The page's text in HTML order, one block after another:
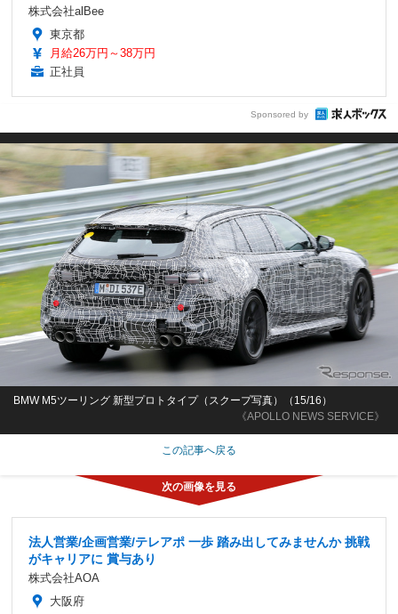
株式会社alBee
東京都
月給26万円～38万円
正社員
Sponsored by
《APOLLO NEWS SERVICE》
BMW M5ツーリング 新型プロトタイプ（スクープ写真）（15/16）
この記事へ戻る
法人営業/企画営業/テレアポ 一歩 踏み出してみませんか 挑戦
がキャリアに 賞与あり
株式会社AOA
大阪府